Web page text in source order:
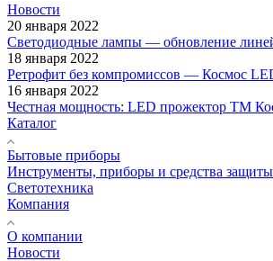
Новости
20 января 2022
Светодиодные лампы — обновление
18 января 2022
Ретрофит без компромиссов — Космос
16 января 2022
Честная мощность: LED прожектор ТМ
Каталог
Бытовые приборы
Инструменты, приборы и средства защиты
Светотехника
Компания
О компании
Новости